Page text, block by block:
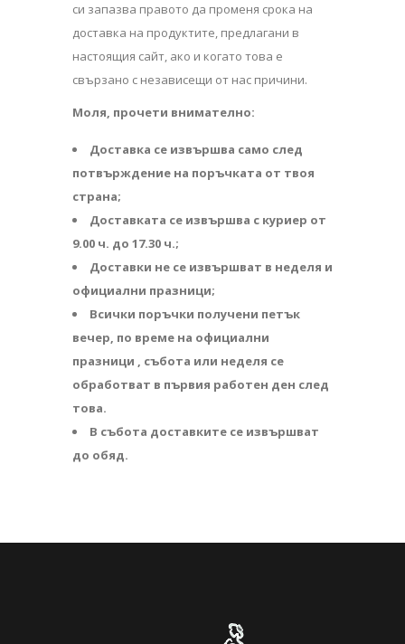
си запазва правото да променя срока на
доставка на продуктите, предлагани в
настоящия сайт, ако и когато това е
свързано с независещи от нас причини.
Моля, прочети внимателно:
Доставка се извършва само след
потвърждение на поръчката от твоя
страна;
Доставката се извършва с куриер от
9.00 ч. до 17.30 ч.;
Доставки не се извършват в неделя и
официални празници;
Всички поръчки получени петък
вечер, по време на официални
празници , събота или неделя се
обработват в първия работен ден след
това.
В събота доставките се извършват
до обяд.